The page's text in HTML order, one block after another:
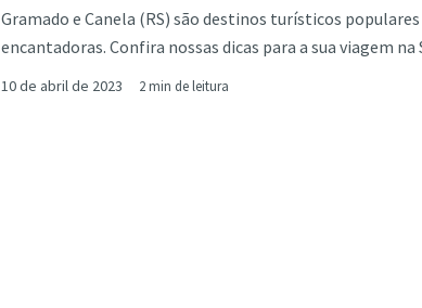
10 de abril de 2023 2 min de leitura
Gramado e Canela (RS) são destinos turísticos populares
encantadoras. Confira nossas dicas para a sua viagem na